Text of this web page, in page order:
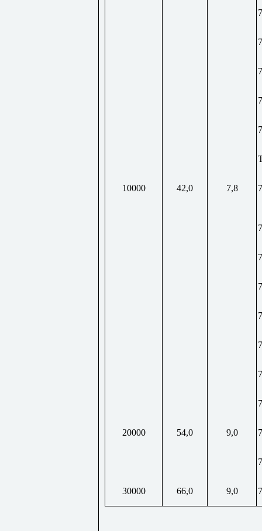
10000 42,0 7,8
20000 54,0 9,0
30000 66,0 9,0